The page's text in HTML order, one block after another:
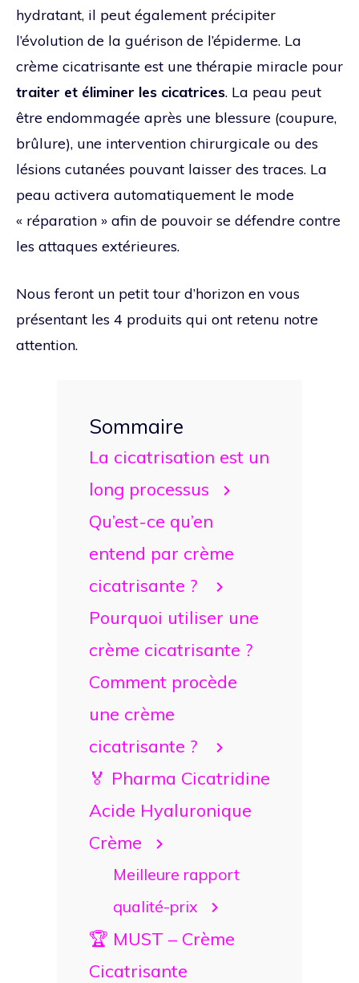
hydratant, il peut également précipiter
l’évolution de la guérison de l’épiderme. La
crème cicatrisante est une thérapie miracle pour
traiter et éliminer les cicatrices. La peau peut
être endommagée après une blessure (coupure,
brûlure), une intervention chirurgicale ou des
lésions cutanées pouvant laisser des traces. La
peau activera automatiquement le mode
« réparation » afin de pouvoir se défendre contre
les attaques extérieures.
Nous feront un petit tour d’horizon en vous
présentant les 4 produits qui ont retenu notre
attention.
Sommaire
La cicatrisation est un
long processus
Qu’est-ce qu’en
entend par crème
cicatrisante ?
Pourquoi utiliser une
crème cicatrisante ?
Comment procède
une crème
cicatrisante ?
🏅 Pharma Cicatridine
Acide Hyaluronique
Crème
Meilleure rapport
qualité-prix
🏆 MUST – Crème
Cicatrisante